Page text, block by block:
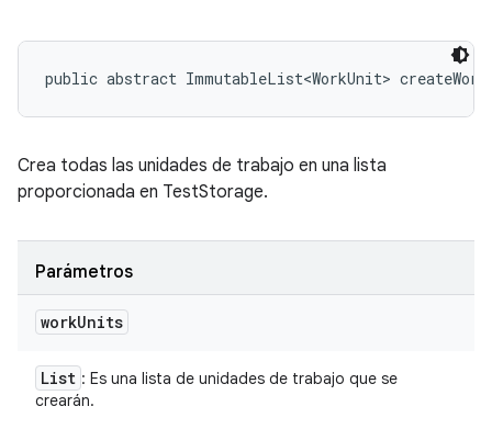
public abstract ImmutableList<WorkUnit>
Crea todas las unidades de trabajo en una lista
proporcionada en TestStorage.
Parámetros
workUnits
List : Es una lista de unidades de trabajo que se
crearán.